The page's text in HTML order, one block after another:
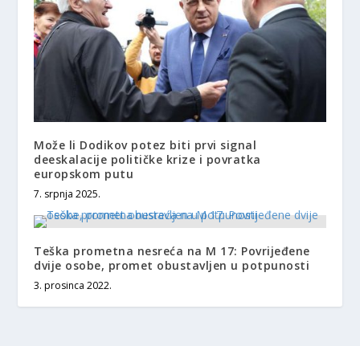
Može li Dodikov potez biti prvi signal
deeskalacije političke krize i povratka
europskom putu
7. srpnja 2025.
Teška prometna nesreća na M 17: Povrijeđene
dvije osobe, promet obustavljen u potpunosti
3. prosinca 2022.